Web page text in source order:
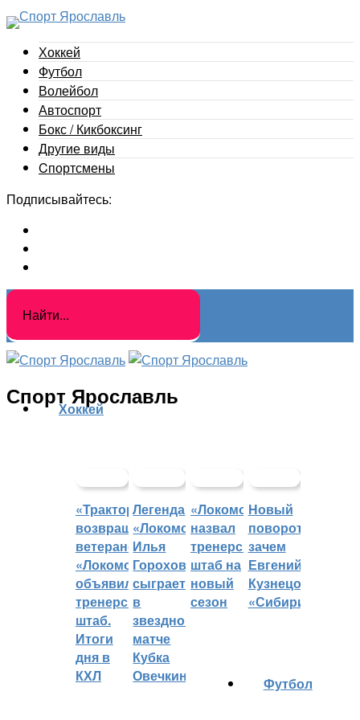
Хоккей
Футбол
Волейбол
Автоспорт
Бокс / Кикбоксинг
Другие виды
Cпортсмены
Подписывайтесь:
Спорт Ярославль
Хоккей
«Трактор»
возвращает
ветеранов,
«Локомотив»
объявил
тренерский
штаб.
Итоги
дня в
КХЛ
Легенда
«Локомотива»
Илья
Горохов
сыграет
в
звездном
матче
Кубка
Овечкина
«Локомотив»
назвал
тренерский
штаб на
новый
сезон
Новый
поворот:
зачем
Евгений
Кузнецов
«Сибири»?
Футбол